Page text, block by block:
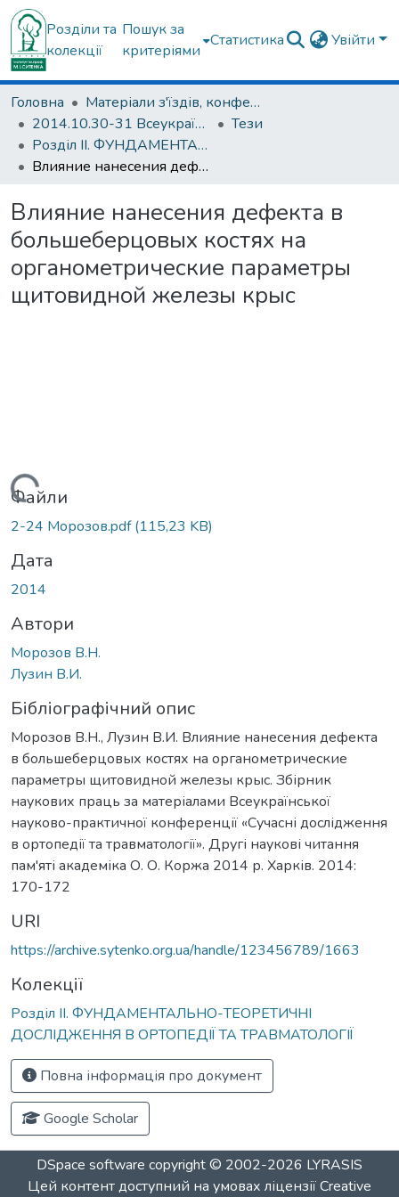
Розділи та
колекції
Пошук за
критеріями
Статистика Увійти
Головна
Матеріали з'їздів, конференцій, симпозіумів та ін.
2014.10.30-31 Всеукраїнська науково-практична конференція з міжнародною участю «Сучасні дослідження в ортопедії та травматології»: тези доповідей. Другі наукові читання пам'яті академіка О. О. Коржа; 30–31 жовтня 2014 р.
Тези
Розділ ІІ. ФУНДАМЕНТАЛЬНО-ТЕОРЕТИЧНІ ДОСЛІДЖЕННЯ В ОРТОПЕДІЇ ТА ТРАВМАТОЛОГІЇ
Влияние нанесения дефекта в большеберцовых костях на органометрические параметры щитовидной железы крыс
Влияние нанесения дефекта в
большеберцовых костях на
органометрические параметры
щитовидной железы крыс
Вантажиться...
Файли
2-24 Морозов.pdf(115,23 KB)
Дата
2014
Автори
Морозов В.Н.
Лузин В.И.
Бібліографічний опис
Морозов В.Н., Лузин В.И. Влияние нанесения дефекта
в большеберцовых костях на органометрические
параметры щитовидной железы крыс. Збірник
наукових праць за матеріалами Всеукраїнської
науково-практичної конференції «Сучасні дослідження
в ортопедії та травматології». Другі наукові читання
пам'яті академіка О. О. Коржа 2014 р. Харків. 2014:
170-172
URI
https://archive.sytenko.org.ua/handle/123456789/1663
Колекції
Розділ ІІ. ФУНДАМЕНТАЛЬНО-ТЕОРЕТИЧНІ
ДОСЛІДЖЕННЯ В ОРТОПЕДІЇ ТА ТРАВМАТОЛОГІЇ
Повна інформація про документ
Google Scholar
DSpace software copyright © 2002-2026 LYRASIS
Цей контент доступний на умовах ліцензіїCreative